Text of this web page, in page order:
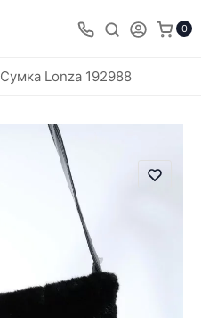
0
Сумка Lonza 192988